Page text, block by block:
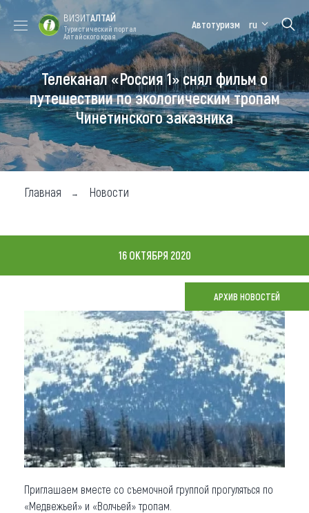
Форум VISIT
ALTAI
Цветение
маральника
Медицинский
форум
Алтайская
зимовка
Туры
Где побывать
Чем заняться
Карта
Что привезти (сувениры)
О регионе
Коллекция впечатлений
Другие рубрики
ВИЗИТАЛТАЙ
Туристический портал
Алтайского края
Автотуризм ru
Телеканал «Россия 1» снял фильм о
путешествии по экологическим тропам
Чинетинского заказника
Главная Новости
16 ОКТЯБРЯ 2020
АРХИВ НОВОСТЕЙ
Приглашаем вместе со съемочной группой прогуляться по
«Медвежьей» и «Волчьей» тропам.